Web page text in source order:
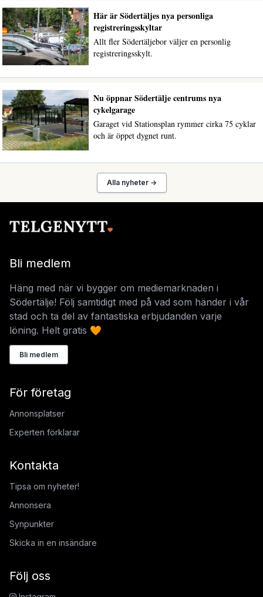
Här är Södertäljes nya personliga
registreringsskyltar
Allt fler Södertäljebor väljer en personlig
registreringsskylt.
Nu öppnar Södertälje centrums nya
cykelgarage
Garaget vid Stationsplan rymmer cirka 75 cyklar
och är öppet dygnet runt.
Alla nyheter →
Bli medlem
Häng med när vi bygger om mediemarknaden i
Södertälje! Följ samtidigt med på vad som händer i vår
stad och ta del av fantastiska erbjudanden varje
löning. Helt gratis 🧡
Bli medlem
För företag
Annonsplatser
Experten förklarar
Kontakta
Tipsa om nyheter!
Annonsera
Synpunkter
Skicka in en insändare
Följ oss